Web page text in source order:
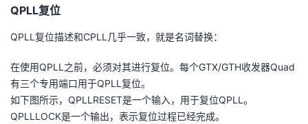
子
直
播
的
活
动
我
的
关
注
我
的
开
我
的
我
QPLL复位
QPLL复位描述和CPLL几乎一致，就是名词替换：
在使用QPLL之前，必须对其进行复位。每个GTX/GTH收发器Quad
有三个专用端口用于QPLL复位。
如下图所示，QPLLRESET是一个输入，用于复位QPLL。
QPLLLOCK是一个输出，表示复位过程已经完成。